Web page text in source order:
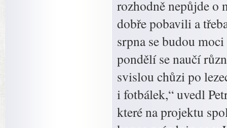
rozhodně nepůjde o
dobře pobavili a
srpna se budou
pondělí se naučí
svislou chůzi po
i fotbálek,“ uvedl
které na projektu